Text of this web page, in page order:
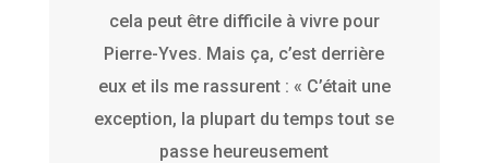
cela peut être difficile à vivre pour
Pierre-Yves. Mais ça, c’est derrière
eux et ils me rassurent : « C’était une
exception, la plupart du temps tout se
passe heureusement